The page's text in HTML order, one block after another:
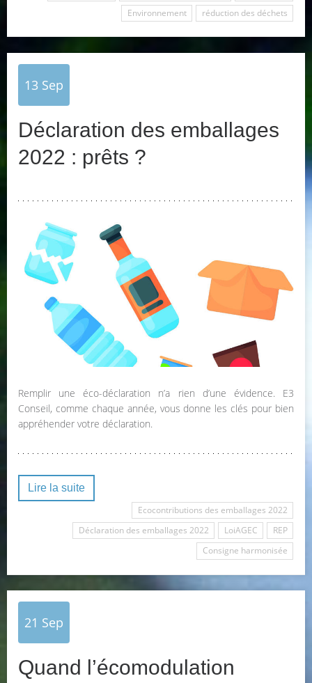
Environnement réduction des déchets
13 Sep
Déclaration des emballages
2022 : prêts ?
Remplir une éco-déclaration n’a rien d’une évidence. E3
Conseil, comme chaque année, vous donne les clés pour bien
appréhender votre déclaration.
Lire la suite
Ecocontributions des emballages 2022
Déclaration des emballages 2022
LoiAGEC
REP
Consigne harmonisée
21 Sep
Quand l’écomodulation